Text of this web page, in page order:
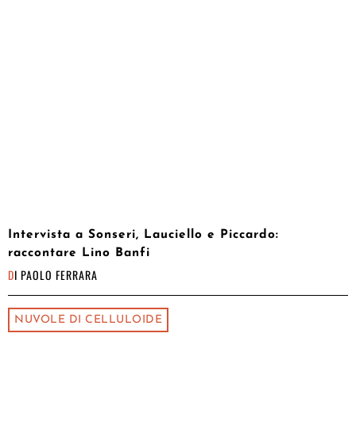
Intervista a Sonseri, Lauciello e Piccardo:
raccontare Lino Banfi
DI PAOLO FERRARA
NUVOLE DI CELLULOIDE